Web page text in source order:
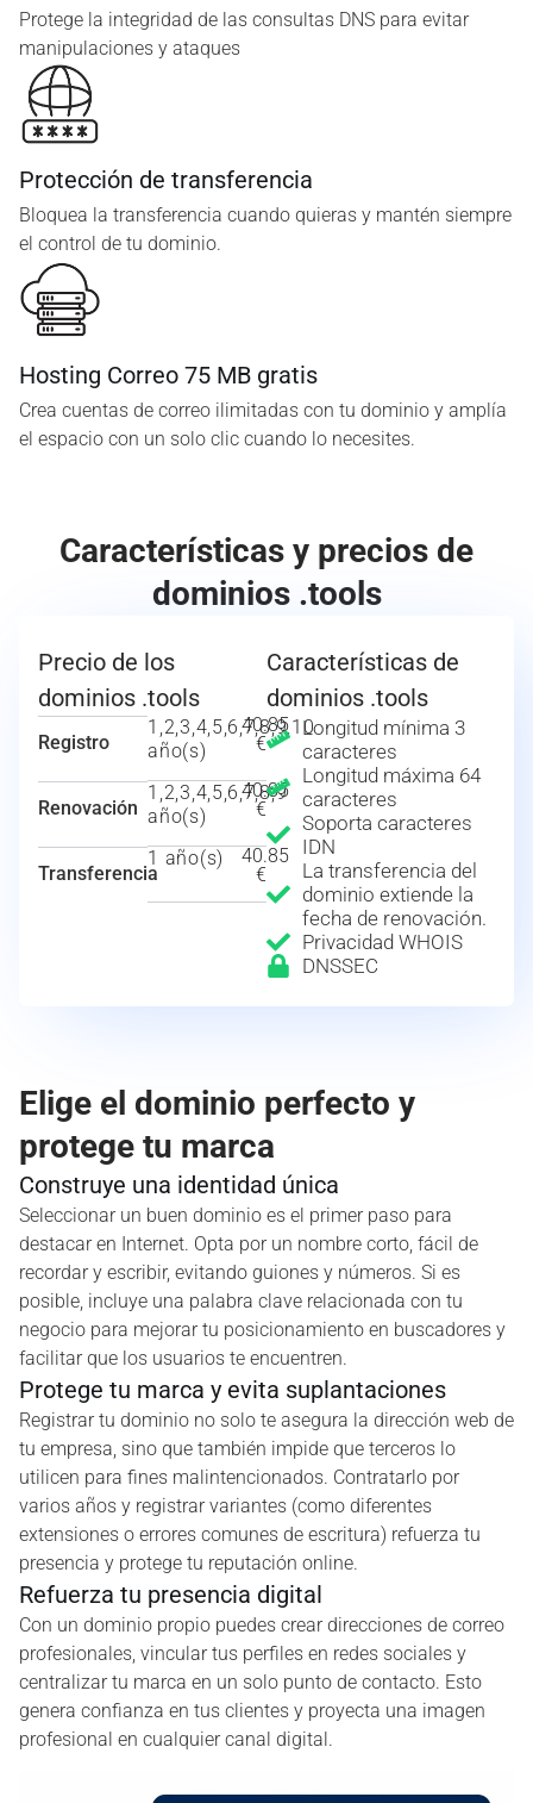
Protege la integridad de las consultas DNS para evitar
manipulaciones y ataques
Protección de transferencia
Bloquea la transferencia cuando quieras y mantén siempre
el control de tu dominio.
Hosting Correo 75 MB gratis
Crea cuentas de correo ilimitadas con tu dominio y amplía
el espacio con un solo clic cuando lo necesites.
Características y precios de
dominios .tools
Precio de los
dominios .tools
Registro
1,2,3,4,5,6,7,8,9,10
año(s)
40.85
€
Renovación
1,2,3,4,5,6,7,8,9
año(s)
40.85
€
Transferencia
1 año(s)
40.85
€
Características de
dominios .tools
Longitud mínima 3
caracteres
Longitud máxima 64
caracteres
Soporta caracteres
IDN
La transferencia del
dominio extiende la
fecha de renovación.
Privacidad WHOIS
DNSSEC
Elige el dominio perfecto y
protege tu marca
Construye una identidad única
Seleccionar un buen dominio es el primer paso para
destacar en Internet. Opta por un nombre corto, fácil de
recordar y escribir, evitando guiones y números. Si es
posible, incluye una palabra clave relacionada con tu
negocio para mejorar tu posicionamiento en buscadores y
facilitar que los usuarios te encuentren.
Protege tu marca y evita suplantaciones
Registrar tu dominio no solo te asegura la dirección web de
tu empresa, sino que también impide que terceros lo
utilicen para fines malintencionados. Contratarlo por
varios años y registrar variantes (como diferentes
extensiones o errores comunes de escritura) refuerza tu
presencia y protege tu reputación online.
Refuerza tu presencia digital
Con un dominio propio puedes crear direcciones de correo
profesionales, vincular tus perfiles en redes sociales y
centralizar tu marca en un solo punto de contacto. Esto
genera confianza en tus clientes y proyecta una imagen
profesional en cualquier canal digital.